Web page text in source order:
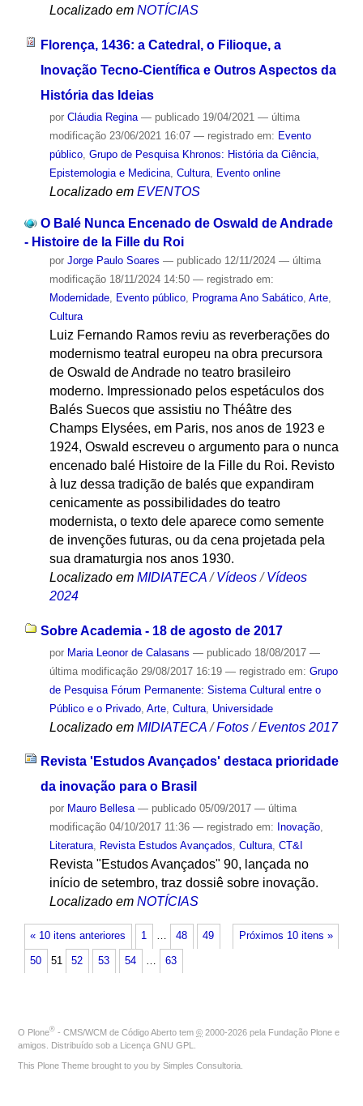
Localizado em NOTÍCIAS
Florença, 1436: a Catedral, o Filioque, a
Inovação Tecno-Científica e Outros Aspectos da
História das Ideias
por Cláudia Regina — publicado19/04/2021 — última
modificação23/06/2021 16:07 — registrado em: Evento
público, Grupo de Pesquisa Khronos: História da Ciência,
Epistemologia e Medicina, Cultura, Evento online
Localizado em EVENTOS
O Balé Nunca Encenado de Oswald de Andrade
- Histoire de la Fille du Roi
por Jorge Paulo Soares — publicado12/11/2024 — última
modificação18/11/2024 14:50 — registrado em:
Modernidade, Evento público, Programa Ano Sabático, Arte,
Cultura
Luiz Fernando Ramos reviu as reverberações do
modernismo teatral europeu na obra precursora
de Oswald de Andrade no teatro brasileiro
moderno. Impressionado pelos espetáculos dos
Balés Suecos que assistiu no Théâtre des
Champs Elysées, em Paris, nos anos de 1923 e
1924, Oswald escreveu o argumento para o nunca
encenado balé Histoire de la Fille du Roi. Revisto
à luz dessa tradição de balés que expandiram
cenicamente as possibilidades do teatro
modernista, o texto dele aparece como semente
de invenções futuras, ou da cena projetada pela
sua dramaturgia nos anos 1930.
Localizado em MIDIATECA /Vídeos /Vídeos
2024
Sobre Academia - 18 de agosto de 2017
por Maria Leonor de Calasans — publicado18/08/2017 —
última modificação29/08/2017 16:19 — registrado em: Grupo
de Pesquisa Fórum Permanente: Sistema Cultural entre o
Público e o Privado, Arte, Cultura, Universidade
Localizado em MIDIATECA /Fotos /Eventos 2017
Revista 'Estudos Avançados' destaca prioridade
da inovação para o Brasil
por Mauro Bellesa — publicado05/09/2017 — última
modificação04/10/2017 11:36 — registrado em: Inovação,
Literatura, Revista Estudos Avançados, Cultura, CT&I
Revista "Estudos Avançados" 90, lançada no
início de setembro, traz dossiê sobre inovação.
Localizado em NOTÍCIAS
« 10 itens anteriores Próximos 10 itens »
1 … 48 49
50 51 52 53 54 … 63
O Plone® - CMS/WCM de Código Aberto tem © 2000-2026 pela Fundação Plone e
amigos. Distribuído sob a Licença GNU GPL
This Plone Theme brought to you by Simples Consultoria